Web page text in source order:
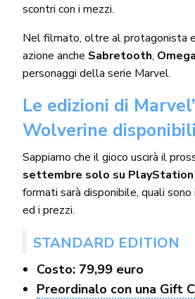
scontri con i mezzi.
Nel filmato, oltre al protagonista e
azione anche Sabretooth, Omega
personaggi della serie Marvel.
Le edizioni di
Wolverine disponibili
Sappiamo che il gioco uscirà il
settembre solo su
formati sarà disponibile, quali
ed i prezzi.
STANDARD EDITION
Costo: 79,99 euro
Preordinalo con una Gift